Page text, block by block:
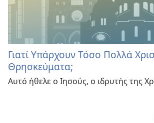
Γιατί Υπάρχουν Τόσο Πολλά
Θρησκεύματα;
Αυτό ήθελε ο Ιησούς, ο ιδρυτής της